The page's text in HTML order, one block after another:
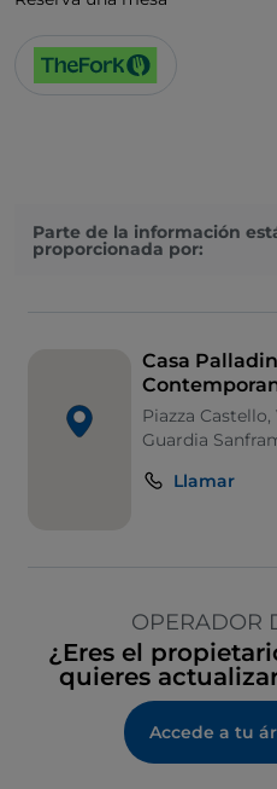
Parte de la información
proporcionada por:
Casa
Piazza
Guardia
Llamar
OPERADOR
¿Eres el
quieres
Accede a tu